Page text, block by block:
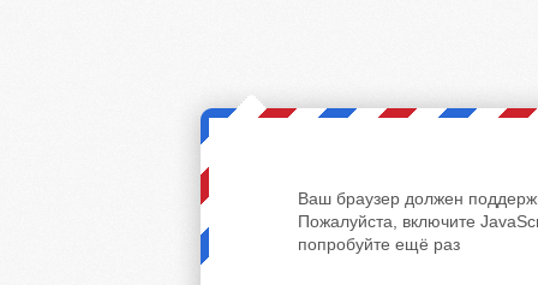
Ваш браузер должен
Пожалуйста, включите
попробуйте ещё раз